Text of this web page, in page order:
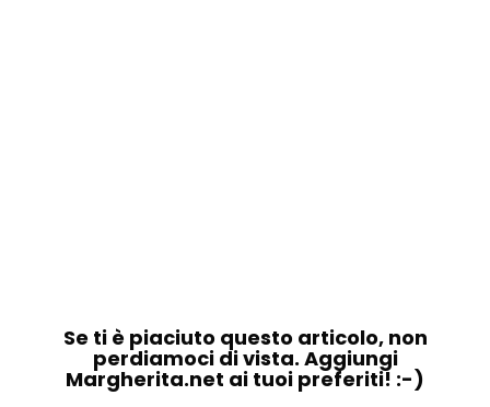
Se ti è piaciuto questo articolo, non
perdiamoci di vista. Aggiungi
Margherita.net ai tuoi preferiti! :-)